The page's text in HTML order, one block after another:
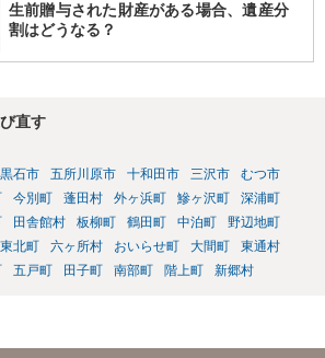
生前贈与された財産がある場合、遺産分
割はどうなる？
直す
黒石市 五所川原市 十和田市 三沢市
むつ市
今別町 蓬田村 外ヶ浜町 鰺ヶ沢町
深浦町
田舎館村 板柳町 鶴田町 中泊町
野辺地町
東北町 六ヶ所村 おいらせ町 大間町
東通村
五戸町 田子町 南部町 階上町 新郷村